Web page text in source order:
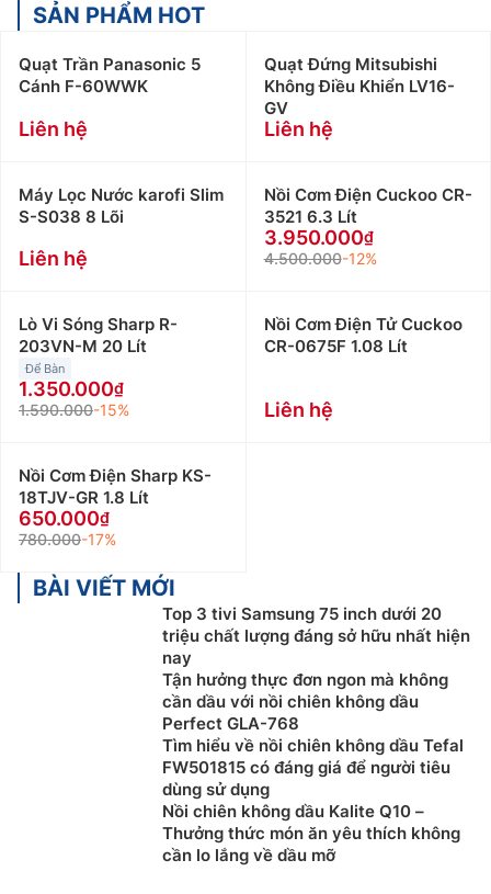
SẢN PHẨM HOT
Quạt Trần Panasonic 5
Cánh F-60WWK
Liên hệ
Quạt Đứng Mitsubishi
Không Điều Khiển LV16-
GV
Liên hệ
Máy Lọc Nước karofi Slim
S-S038 8 Lõi
Liên hệ
Nồi Cơm Điện Cuckoo CR-
3521 6.3 Lít
3.950.000
4.500.000-12%
Lò Vi Sóng Sharp R-
203VN-M 20 Lít
Để Bàn
1.350.000
1.590.000-15%
Nồi Cơm Điện Tử Cuckoo
CR-0675F 1.08 Lít
Liên hệ
Nồi Cơm Điện Sharp KS-
18TJV-GR 1.8 Lít
650.000
780.000-17%
BÀI VIẾT MỚI
Top 3 tivi Samsung 75 inch dưới 20
triệu chất lượng đáng sở hữu nhất hiện
nay
Tận hưởng thực đơn ngon mà không
cần dầu với nồi chiên không dầu
Perfect GLA-768
Tìm hiểu về nồi chiên không dầu Tefal
FW501815 có đáng giá để người tiêu
dùng sử dụng
Nồi chiên không dầu Kalite Q10 –
Thưởng thức món ăn yêu thích không
cần lo lắng về dầu mỡ